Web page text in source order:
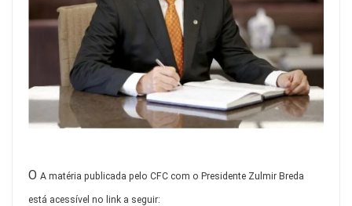
O A matéria publicada pelo CFC com o Presidente Zulmir Breda
está acessível no link a seguir: